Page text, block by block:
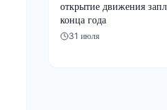
открытие движения
конца года
31 июля